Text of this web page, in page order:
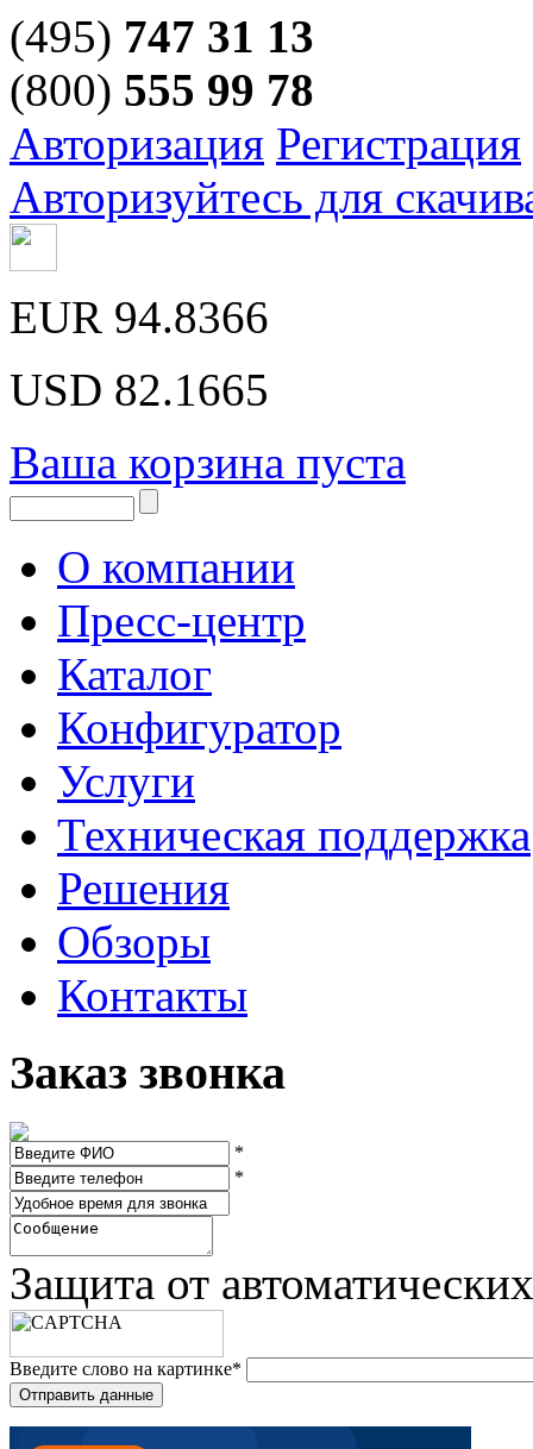
(495) 747 31 13
(800) 555 99 78
Авторизация Регистрация
Авторизуйтесь для
EUR 94.8366
USD 82.1665
Ваша корзина пуста
О компании
Пресс-центр
Каталог
Конфигуратор
Услуги
Техническая поддержка
Решения
Обзоры
Контакты
Заказ звонка
*
*
Защита от
Введите слово на картинке*